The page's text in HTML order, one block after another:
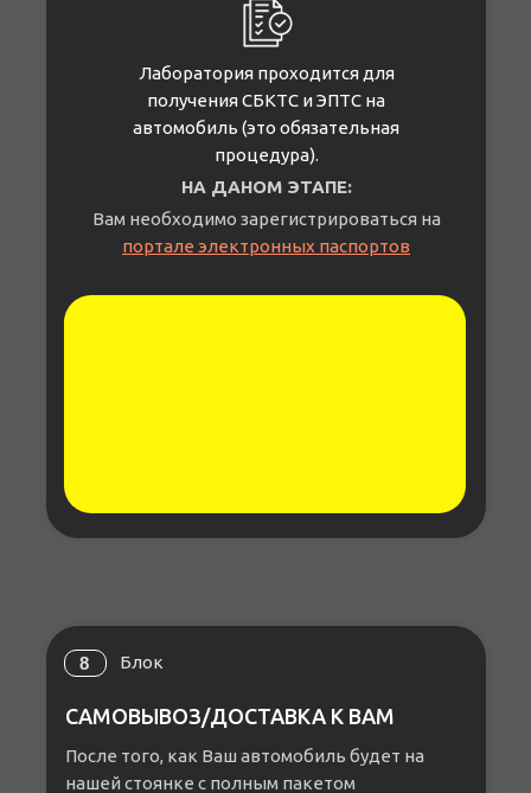
Лаборатория проходится для
получения СБКТС и ЭПТС на
автомобиль (это обязательная
процедура).
Вам необходимо зарегистрироваться на
портале электронных паспортов
НА ДАНОМ ЭТАПЕ:
Блок
8
САМОВЫВОЗ/ДОСТАВКА К ВАМ
После того, как Ваш автомобиль будет на
нашей стоянке с полным пакетом